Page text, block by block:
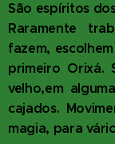
São espíritos
Raramente
fazem,
primeiro Orixá.
velho,em
cajados.
magia, para